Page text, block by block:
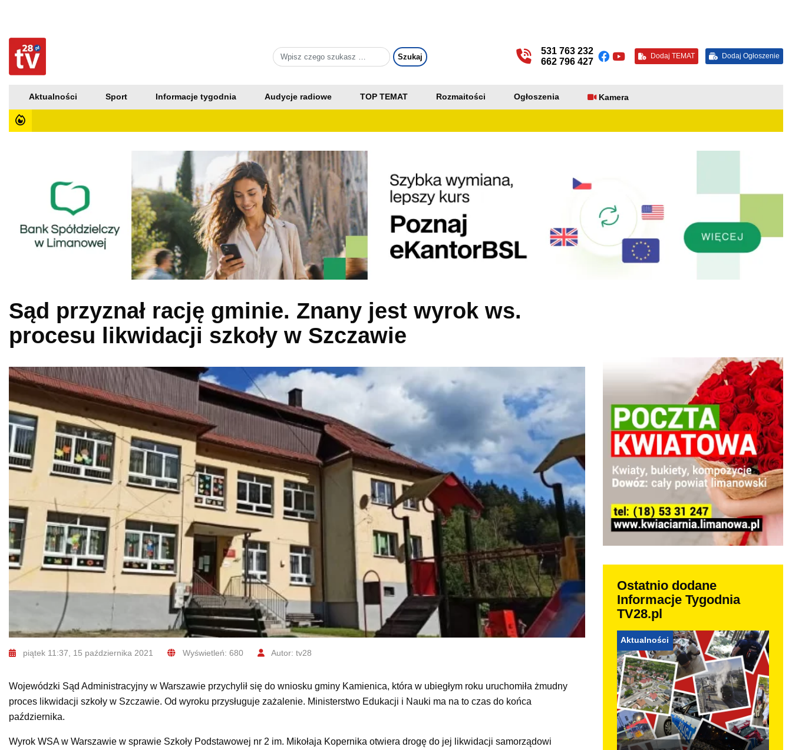
531 763 232
662 796 427
Dodaj TEMAT Dodaj Ogłoszenie
Aktualności Sport Informacje tygodnia Audycje radiowe TOP TEMAT Rozmaitości Ogłoszenia Kamera
Sąd przyznał rację gminie. Znany jest wyrok ws.
procesu likwidacji szkoły w Szczawie
piątek 11:37, 15 października 2021 Wyświetleń: 680 Autor: tv28
Wojewódzki Sąd Administracyjny w Warszawie przychylił się do wniosku gminy Kamienica, która w ubiegłym roku uruchomiła żmudny
proces likwidacji szkoły w Szczawie. Od wyroku przysługuje zażalenie. Ministerstwo Edukacji i Nauki ma na to czas do końca
października.
Wyrok WSA w Warszawie w sprawie Szkoły Podstawowej nr 2 im. Mikołaja Kopernika otwiera drogę do jej likwidacji samorządowi
Ostatnio dodane
Informacje Tygodnia
TV28.pl
Aktualności